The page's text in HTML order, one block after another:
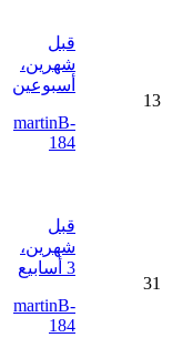
13
قبل
شهرين،
أسبوعين
martinB-
184
31
قبل
شهرين،
3 أسابيع
martinB-
184